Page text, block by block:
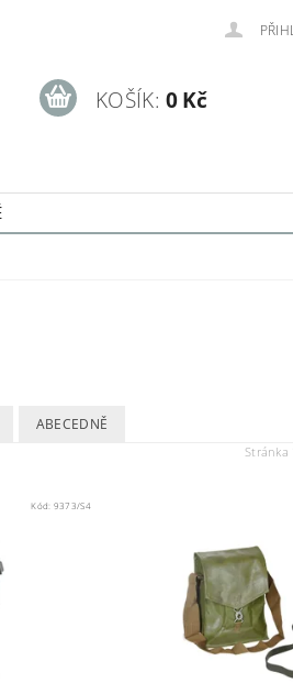
KOŠÍK: 0 Kč
ABECEDNĚ
Stránka
Kód: 9373/S4